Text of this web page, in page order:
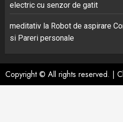
electric cu senzor de gatit
meditativ la Robot de aspirare
si Pareri personale
Copyright © All rights reserved. |